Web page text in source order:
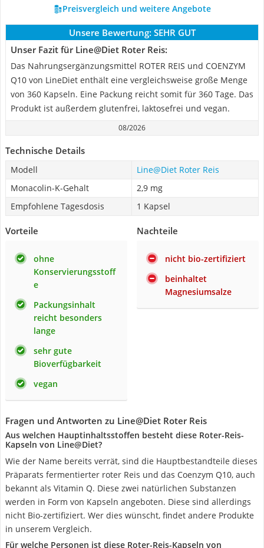
Preisvergleich und weitere Angebote
Unsere Bewertung: SEHR GUT
Unser Fazit für Line@Diet Roter Reis:
Das Nahrungsergänzungsmittel ROTER REIS und COENZYM
Q10 von LineDiet enthält eine vergleichsweise große Menge
von 360 Kapseln. Eine Packung reicht somit für 360 Tage. Das
Produkt ist außerdem glutenfrei, laktosefrei und vegan.
08/2026
Technische Details
Modell
Line@Diet Roter Reis
Monacolin-K-Gehalt
2,9 mg
Empfohlene Tagesdosis
1 Kapsel
Vorteile
ohne
Konservierungsstoff
e
Packungsinhalt
reicht besonders
lange
sehr gute
Bioverfügbarkeit
vegan
Nachteile
nicht bio-zertifiziert
beinhaltet
Magnesiumsalze
Fragen und Antworten zu Line@Diet Roter Reis
Aus welchen Hauptinhaltsstoffen besteht diese Roter-Reis-
Kapseln von Line@Diet?
Wie der Name bereits verrät, sind die Hauptbestandteile dieses
Präparats fermentierter roter Reis und das Coenzym Q10, auch
bekannt als Vitamin Q. Diese zwei natürlichen Substanzen
werden in Form von Kapseln angeboten. Diese sind allerdings
nicht Bio-zertifiziert. Wer dies wünscht, findet andere Produkte
in unserem Vergleich.
Für welche Personen ist diese Roter-Reis-Kapseln von